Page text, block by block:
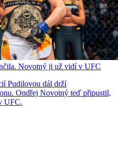
Novotný ji už vidí v UFC
Pudilovou dál drží
Ondřej Novotný teď připustil,
UFC.